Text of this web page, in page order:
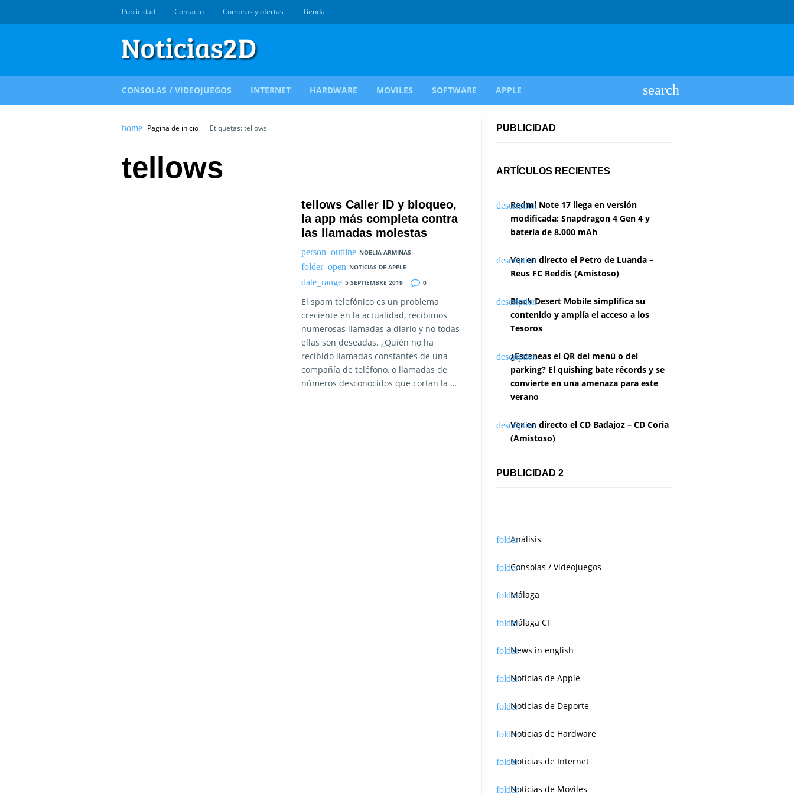
Publicidad Contacto Compras y ofertas Tienda
CONSOLAS / VIDEOJUEGOS INTERNET HARDWARE MOVILES SOFTWARE APPLE
Pagina de inicio Etiquetas: tellows
tellows
tellows Caller ID y bloqueo,
la app más completa contra
las llamadas molestas
NOELIA ARMINAS
NOTICIAS DE APPLE
5 SEPTIEMBRE 2019
0
El spam telefónico es un problema
creciente en la actualidad, recibimos
numerosas llamadas a diario y no todas
ellas son deseadas. ¿Quién no ha
recibido llamadas constantes de una
compañía de teléfono, o llamadas de
números desconocidos que cortan la …
PUBLICIDAD
ARTÍCULOS RECIENTES
Redmi Note 17 llega en versión
modificada: Snapdragon 4 Gen 4 y
batería de 8.000 mAh
Ver en directo el Petro de Luanda –
Reus FC Reddis (Amistoso)
Black Desert Mobile simplifica su
contenido y amplía el acceso a los
Tesoros
¿Escaneas el QR del menú o del
parking? El quishing bate récords y se
convierte en una amenaza para este
verano
Ver en directo el CD Badajoz – CD Coria
(Amistoso)
PUBLICIDAD 2
Análisis
Consolas / Videojuegos
Málaga
Málaga CF
News in english
Noticias de Apple
Noticias de Deporte
Noticias de Hardware
Noticias de Internet
Noticias de Moviles